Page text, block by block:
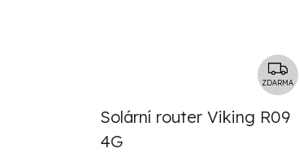
Z
D
A
R
ZDARMA
Solární router Viking R09
4G